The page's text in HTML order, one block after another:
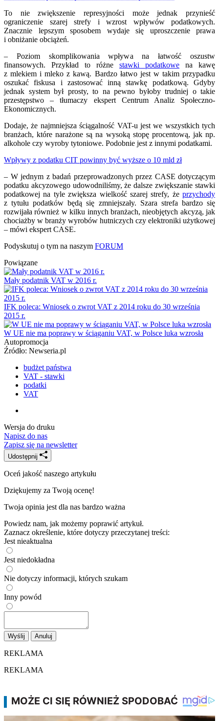
To nie zwiększenie represyjności może jednak przynieść
ograniczenie szarej strefy i wzrost wpływów podatkowych.
Znacznie lepszym sposobem wydaje się uproszczenie prawa
i obniżanie obciążeń.
– Poziom skomplikowania wpływa na łatwość oszustw
finansowych. Przykład to różne stawki podatkowe na kawę
z mlekiem i mleko z kawą. Bardzo łatwo jest w takim przypadku
oszukać fiskusa i zastosować inną stawkę podatkową. Gdyby
jednak system był prosty, to na pewno byłoby trudniej o takie
przestępstwo – tłumaczy ekspert Centrum Analiz Społeczno-
Ekonomicznych.
Dodaje, że najmniejsza ściągalność VAT-u jest we wszystkich tych
branżach, które narażone są na wysoką stopę procentową, jak np.
alkohole czy wyroby tytoniowe. Podobnie jest z innymi podatkami.
Wpływy z podatku CIT powinny być wyższe o 10 mld zł
– W jednym z badań przeprowadzonych przez CASE dotyczącym
podatku akcyzowego udowodniliśmy, że dalsze zwiększanie stawki
podatkowej na tyle zwiększa wielkość szarej strefy, że przychody
z tytułu podatków będą się zmniejszały. Szara strefa bardzo się
rozwijała również w kilku innych branżach, nieobjętych akcyzą, jak
chociażby w branży wyrobów hutniczych czy elektroniki użytkowej
– mówi ekspert CASE.
Podyskutuj o tym na naszym FORUM
Powiązane
Mały podatnik VAT w 2016 r.
IFK poleca: Wniosek o zwrot VAT z 2014 roku do 30 września
2015 r.
W UE nie ma poprawy w ściąganiu VAT, w Polsce luka wzrosła
Autopromocja
Źródło: Newseria.pl
budżet państwa
VAT - stawki
podatki
VAT
Wersja do druku
Napisz do nas
Zapisz się na newsletter
Udostępnij
Oceń jakość naszego artykułu
Dziękujemy za Twoją ocenę!
Twoja opinia jest dla nas bardzo ważna
Powiedz nam, jak możemy poprawić artykuł.
Zaznacz określenie, które dotyczy przeczytanej treści:
Jest nieaktualna
Jest niedokładna
Nie dotyczy informacji, których szukam
Inny powód
Wyślij Anuluj
REKLAMA
REKLAMA